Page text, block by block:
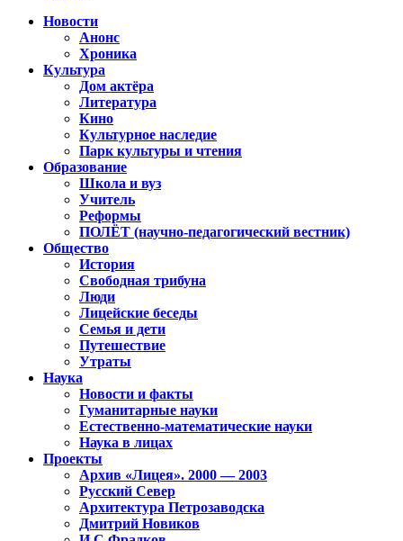
Новости
Анонс
Хроника
Культура
Дом актёра
Литература
Кино
Культурное наследие
Парк культуры и чтения
Образование
Школа и вуз
Учитель
Реформы
ПОЛЁТ (научно-педагогический вестник)
Общество
История
Свободная трибуна
Люди
Лицейские беседы
Семья и дети
Путешествие
Утраты
Наука
Новости и факты
Гуманитарные науки
Естественно-математические науки
Наука в лицах
Проекты
Архив «Лицея». 2000 — 2003
Русский Север
Архитектура Петрозаводска
Дмитрий Новиков